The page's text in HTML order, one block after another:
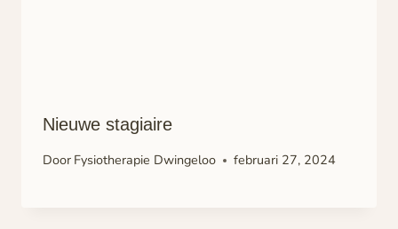
Nieuwe stagiaire
Door Fysiotherapie Dwingeloo februari 27, 2024